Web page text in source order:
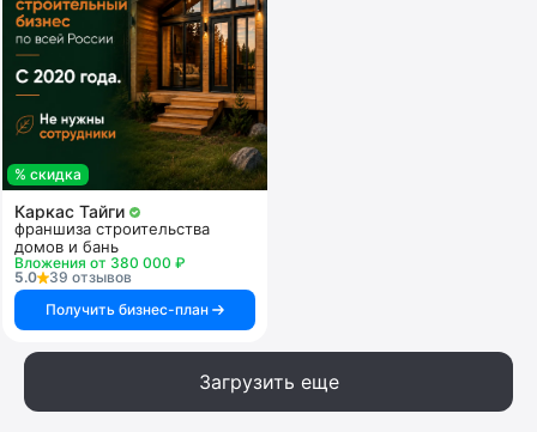
% скидка
Каркас Тайги
франшиза строительства
домов и бань
Вложения от 380 000 ₽
5.0
39 отзывов
Получить бизнес-план
Загрузить еще